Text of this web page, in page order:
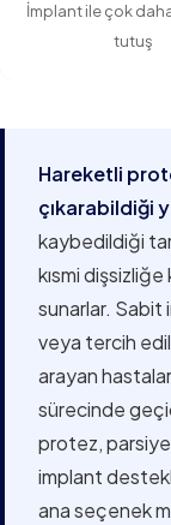
İmplant ile çok
tutuş
Hareketli
çıkarabildiği
kaybedildiği
kısmi
sunarlar. Sabit
veya tercih
arayan
sürecinde
protez,
implant
ana seçenek